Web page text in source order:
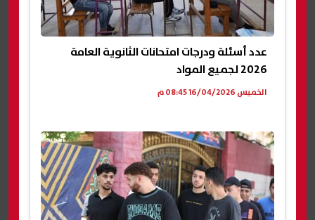
عدد أسئلة ودرجات امتحانات الثانوية العامة
2026 لجميع المواد
الخميس 16/04/2026 08:45 م